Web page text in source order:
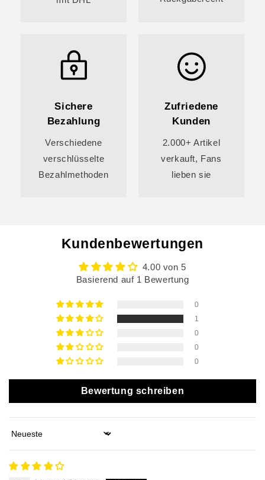
Sichere
Bezahlung
Verschiedene
verschlüsselte
Bezahlmethoden
Zufriedene
Kunden
2.000+ Artikel
verkauft, Fans
lieben sie
Kundenbewertungen
4.00 von 5
Basierend auf 1 Bewertung
0
1
0
0
0
Bewertung schreiben
Sort by